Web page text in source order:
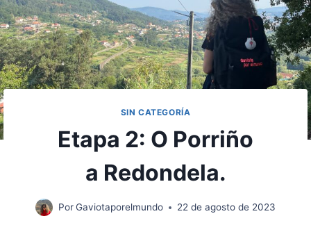
SIN CATEGORÍA
Etapa 2: O Porriño
a Redondela.
PorGaviotaporelmundo 22 de agosto de 2023